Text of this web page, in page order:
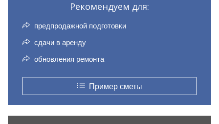
Рекомендуем для:
предпродажной подготовки
сдачи в аренду
обновления ремонта
Пример сметы